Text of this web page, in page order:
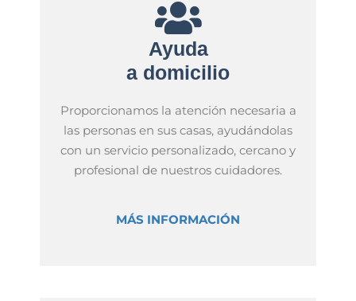
Ayuda
a domicilio
Proporcionamos la atención necesaria a
las personas en sus casas, ayudándolas
con un servicio personalizado, cercano y
profesional de nuestros cuidadores.
MÁS INFORMACIÓN